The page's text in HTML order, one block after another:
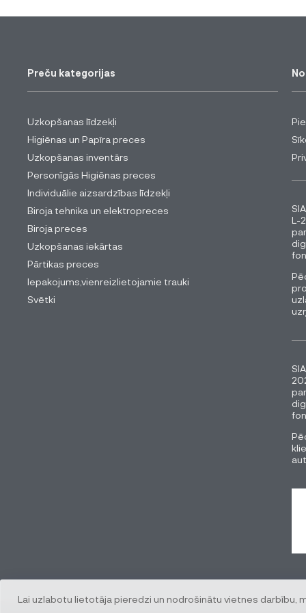
Lai uzlabotu lietotāja pieredzi un nodrošinātu vietnes darbību,
Preču kategorijas
Uzkopšanas līdzekļi
Higiēnas un Papīra preces
Uzkopšanas inventārs
Personīgās Higiēnas preces
Individuālie aizsardzības līdzekļi
Biroja tehnika un elektropreces
Biroja preces
Uzkopšanas iekārtas
Pārtikas preces
Iepakojums,vienreizlietojamie trauki
Svētki
L-